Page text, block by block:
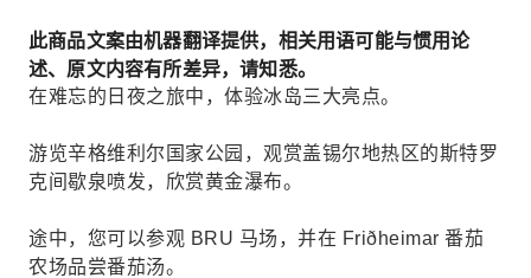
此商品文案由机器翻译提供，相关用语可能与惯用论
述、原文内容有所差异，请知悉。
在难忘的日夜之旅中，体验冰岛三大亮点。
游览辛格维利尔国家公园，观赏盖锡尔地热区的斯特罗
克间歇泉喷发，欣赏黄金瀑布。
途中，您可以参观 BRU 马场，并在 Friðheimar 番茄
农场品尝番茄汤。